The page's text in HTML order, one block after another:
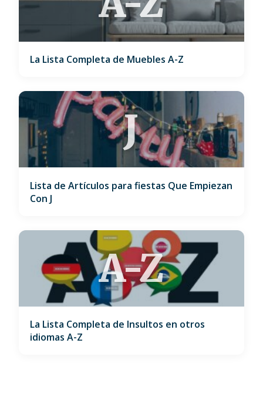
La Lista Completa de Muebles A-Z
J
Lista de Artículos para fiestas Que Empiezan
Con J
A-Z
La Lista Completa de Insultos en otros
idiomas A-Z